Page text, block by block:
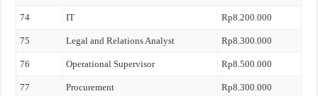
74 IT Rp8.200.000
75 Legal and Relations Analyst Rp8.300.000
76 Operational Supervisor Rp8.500.000
77 Procurement Rp8.300.000